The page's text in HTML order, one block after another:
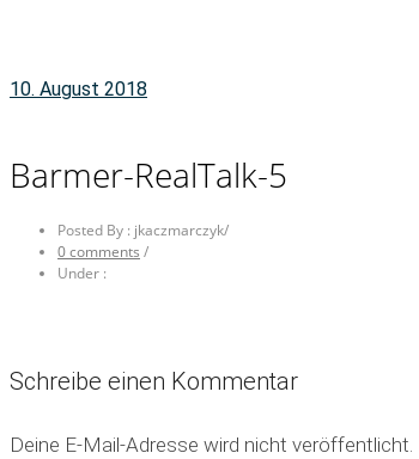
10. August 2018
Barmer-RealTalk-5
Posted By : jkaczmarczyk/
0 comments /
Under :
Schreibe einen Kommentar
Deine E-Mail-Adresse wird nicht veröffentlicht.